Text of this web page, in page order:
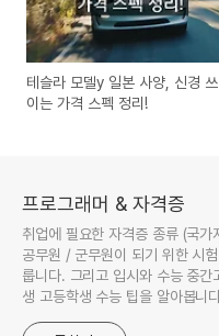
테슬라 모델y 일본 사양, 신경 쓰
이는 가격 스펙 정리!
프로그래머 & 자격증
취업에 필요한 자격증 종류 (국
공무원 / 군무원이 되기 위한 시
룹니다. 그리고 입시와 수능 중
생 고등학생 수능 팁을 알아봅니